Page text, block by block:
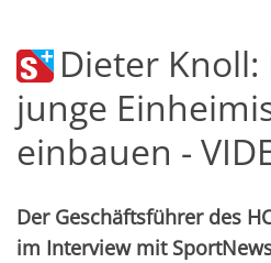
Dieter
junge
einbauen -
Der Geschäftsführer des
im Interview mit